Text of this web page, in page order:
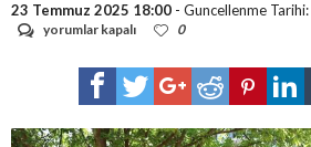
23 Temmuz 2025 18:00 - Guncellenme Tarihi:
Nilüferli
Kütüphanede
Hazırlandı
yorumlar kapalı 0